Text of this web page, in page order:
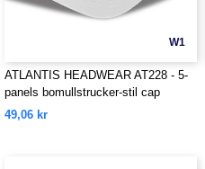
W1
ATLANTIS HEADWEAR AT228 - 5-
panels bomullstrucker-stil cap
49,06 kr